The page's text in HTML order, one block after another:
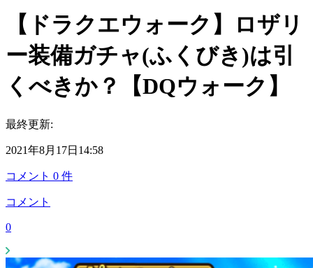
【ドラクエウォーク】ロザリ
ー装備ガチャ(ふくびき)は引
くべきか？【DQウォーク】
最終更新:
2021年8月17日14:58
コメント 0 件
コメント
0